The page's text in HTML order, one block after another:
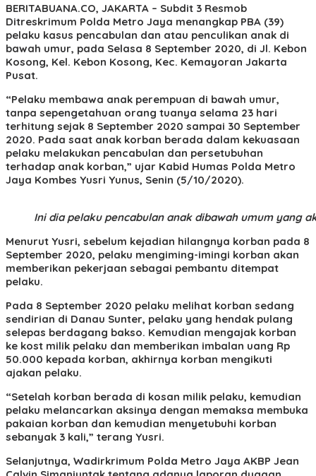
BERITABUANA.CO, JAKARTA – Subdit 3 Resmob
Ditreskrimum Polda Metro Jaya menangkap PBA (39)
pelaku kasus pencabulan dan atau penculikan anak di
bawah umur, pada Selasa 8 September 2020, di Jl. Kebon
Kosong, Kel. Kebon Kosong, Kec. Kemayoran Jakarta
Pusat.
“Pelaku membawa anak perempuan di bawah umur,
tanpa sepengetahuan orang tuanya selama 23 hari
terhitung sejak 8 September 2020 sampai 30 September
2020. Pada saat anak korban berada dalam kekuasaan
pelaku melakukan pencabulan dan persetubuhan
terhadap anak korban,” ujar Kabid Humas Polda Metro
Jaya Kombes Yusri Yunus, Senin (5/10/2020).
Ini dia pelaku pencabulan anak dibawah umum yang
Menurut Yusri, sebelum kejadian hilangnya korban pada 8
September 2020, pelaku mengiming-imingi korban akan
memberikan pekerjaan sebagai pembantu ditempat
pelaku.
Pada 8 September 2020 pelaku melihat korban sedang
sendirian di Danau Sunter, pelaku yang hendak pulang
selepas berdagang bakso. Kemudian mengajak korban
ke kost milik pelaku dan memberikan imbalan uang Rp
50.000 kepada korban, akhirnya korban mengikuti
ajakan pelaku.
“Setelah korban berada di kosan milik pelaku, kemudian
pelaku melancarkan aksinya dengan memaksa membuka
pakaian korban dan kemudian menyetubuhi korban
sebanyak 3 kali,” terang Yusri.
Selanjutnya, Wadirkrimum Polda Metro Jaya AKBP Jean